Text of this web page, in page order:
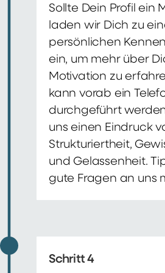
Sollte Dein Profil ein
laden wir Dich zu
persönlichen
ein, um mehr über
Motivation zu
kann vorab ein
durchgeführt
uns einen Eindruck
Strukturiertheit,
und Gelassenheit.
gute Fragen an uns
Schritt 4